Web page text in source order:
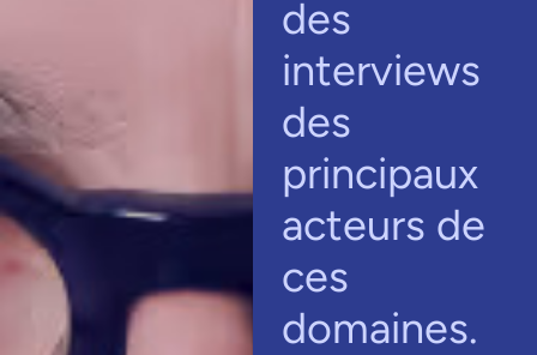
des
interviews
des
principaux
acteurs de
ces
domaines.